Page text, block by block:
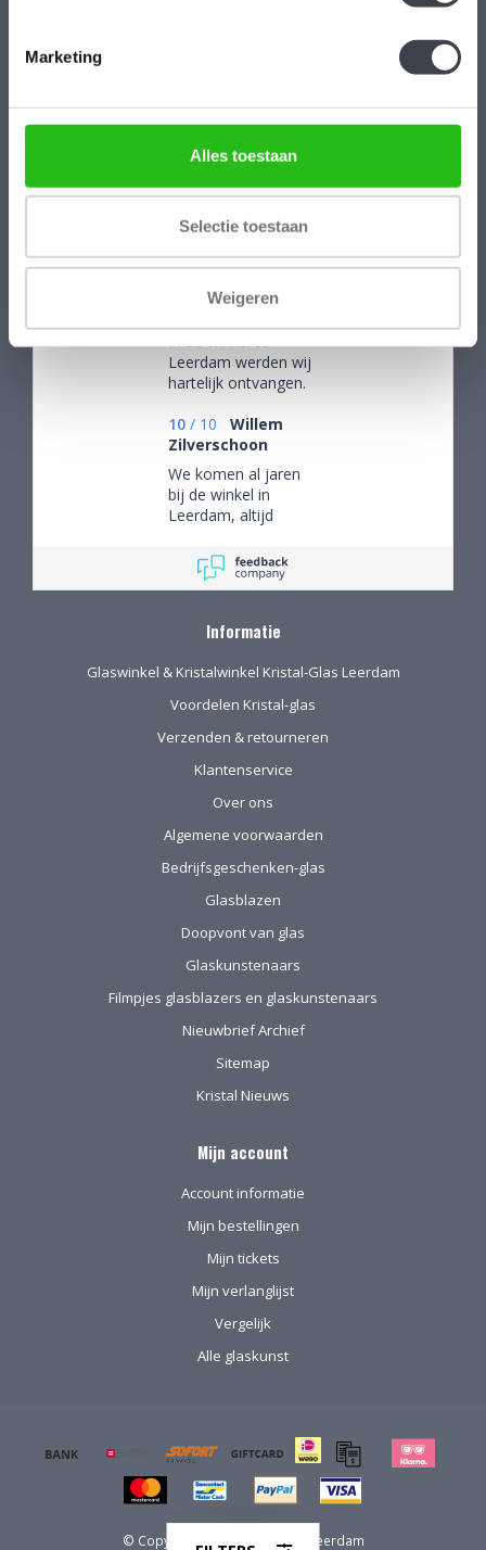
Marketing
Alles toestaan
Selectie toestaan
Weigeren
Reviews
9.1 / 10 173 reviews
10
Ine en
Hans Sleegers
In de winkel te
Leerdam werden wij
hartelijk ontvangen.
rondkijken om alle
aanwezige pracht te
bewonderen en
mede op advies tot
de juiste keuzes te
komen. Omdat we
werd de aangeboden
kop koffie zeer
10 / 10
Willem
Zilverschoon
We komen al jaren
bij de winkel in
Leerdam, altijd
waar we een aantal
van gekocht hebben.
het eerst via de site
geeft prima
informatie, de
verzending van het
kwetsbare glas is
Informatie
Glaswinkel & Kristalwinkel Kristal-Glas Leerdam
Voordelen Kristal-glas
Verzenden & retourneren
Klantenservice
Over ons
Algemene voorwaarden
Bedrijfsgeschenken-glas
Glasblazen
Doopvont van glas
Glaskunstenaars
Filmpjes glasblazers en glaskunstenaars
Nieuwbrief Archief
Sitemap
Kristal Nieuws
Mijn account
Account informatie
Mijn bestellingen
Mijn tickets
Mijn verlanglijst
Vergelijk
Alle glaskunst
© Copyright 2026 Kristal-Glas Leerdam